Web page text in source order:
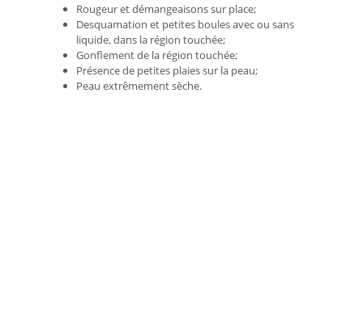
Rougeur et démangeaisons sur place;
Desquamation et petites boules avec ou sans
liquide, dans la région touchée;
Gonflement de la région touchée;
Présence de petites plaies sur la peau;
Peau extrêmement sèche.